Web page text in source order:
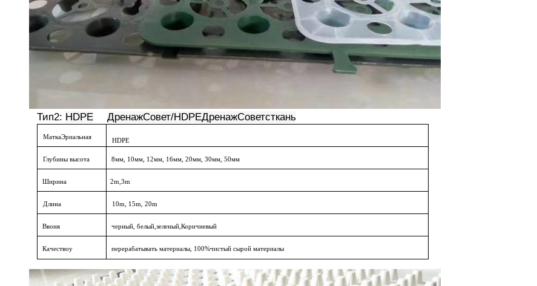
Тип2: HDPE ДренажСовет/HDPEДренажСоветсткань
МаткаЭриальная HDPE
Глубины высота 8мм , 10мм , 12мм , 16мм , 20мм , 30мм , 50мм
Ширина 2m ,3m
Длина 10m , 15m , 20m
Ввоня черный белый ,зеленый ,Коричневый
Качествоy перерабатывать материалы , 100%чистый сырой материалы